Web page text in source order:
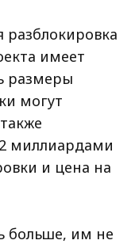
разблокировка
имеет
размеры
могут
миллиардами
и цена на
больше, им не